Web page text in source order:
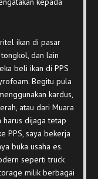
ikan di pasar
dan lain
beli ikan di PPS
Begitu pula
kardus,
atau dari Muara
harus dijaga tetap
PPS, saya bekerja
buka usaha es.
seperti truck
milik berbagai